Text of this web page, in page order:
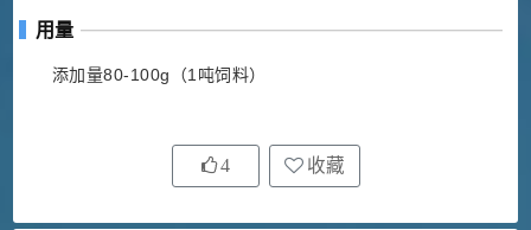
用量
添加量80-100g（1吨饲料）
4 收藏